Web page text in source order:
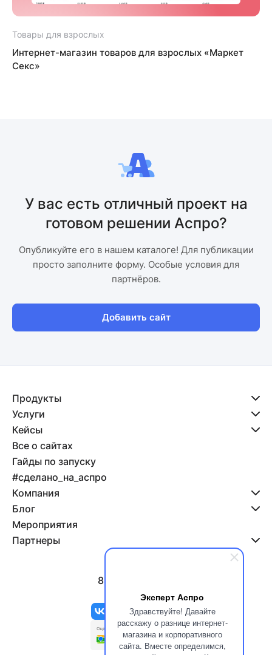
Эксперт Аспро
Здравствуйте! Давайте
расскажу о разнице интернет-
магазина и корпоративного
сайта. Вместе определимся,
Товары для взрослых
Интернет-магазин товаров для взрослых «Маркет
Секс»
У вас есть отличный проект на
готовом решении Аспро?
Опубликуйте его в нашем каталоге! Для публикации
просто заполните форму. Особые условия для
партнёров.
Добавить сайт
Продукты
Услуги
Кейсы
Все о сайтах
Гайды по запуску
#сделано_на_аспро
Компания
Блог
Мероприятия
Партнеры
8 800 500-47-11
info@aspro.ru